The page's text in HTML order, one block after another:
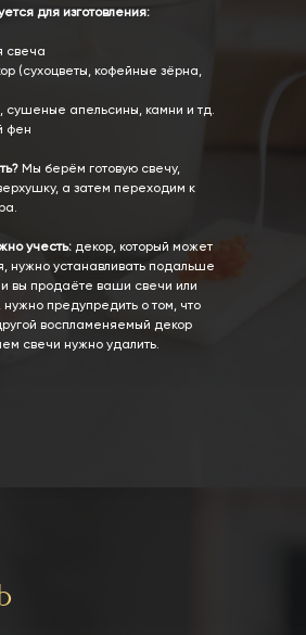
для изготовления:
свеча
(сухоцветы, кофейные зёрна,
сушеные апельсины, камни и тд.
фен
Мы берём готовую свечу,
а затем переходим к
учесть: декор, который может
нужно устанавливать подальше
вы продаёте ваши свечи или
нужно предупредить о том, что
воспламеняемый декор
свечи нужно удалить.